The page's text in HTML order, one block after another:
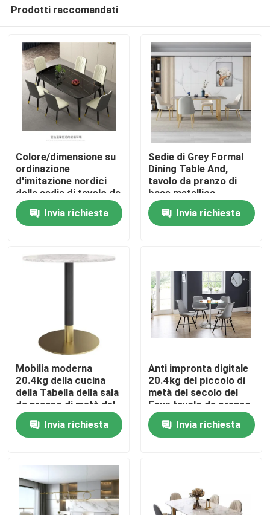
Casa
Chi siamo
Mobilia del salone
Mobilie della sala da pranzo
Governo su ordinazione della TV
Tavolini da salotto su ordinazione
Prodotti raccomandati
Colore/dimensione su
ordinazione
d'imitazione nordici
della sedia di tavolo da
pranzo del marmo del
Faux Invia richiesta
Sedie di Grey Formal
Dining Table And,
tavolo da pranzo di
base metallica
ricoperto
Invia richiesta
Mobilia moderna
20.4kg della cucina
della Tabella della sala
da pranzo di metà del
secolo su ordine
Invia richiesta
Anti impronta digitale
20.4kg del piccolo di
metà del secolo del
Faux tavolo da pranzo
del marmo
Invia richiesta